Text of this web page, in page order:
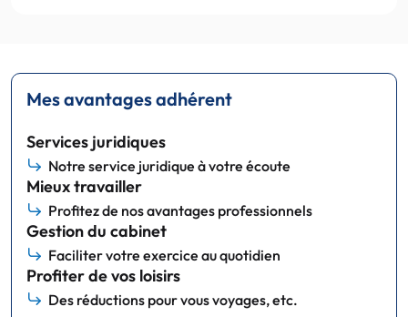
Mes avantages adhérent
Services juridiques
Notre service juridique à votre écoute
Mieux travailler
Profitez de nos avantages professionnels
Gestion du cabinet
Faciliter votre exercice au quotidien
Profiter de vos loisirs
Des réductions pour vous voyages, etc.